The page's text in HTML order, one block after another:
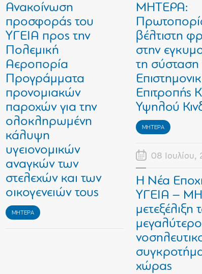
Ανακοίνωση
προσφοράς του
ΥΓΕΙΑ προς την
Πολεμική
Αεροπορία
Προγράμματα
προνομιακών
παροχών για την
ολοκληρωμένη
κάλυψη
υγειονομικών
αναγκών των
στελεχών και των
οικογενειών τους
ΜΗΤΕΡΑ
ΜΗΤΕΡΑ:
βέλτιστη
στην
τη σύσταση
Επιτροπής
Υψηλού
ΜΗΤΕΡΑ
08 Ιουλίου,
Η Νέα
ΥΓΕΙΑ –
μετεξέλιξη
χώρας